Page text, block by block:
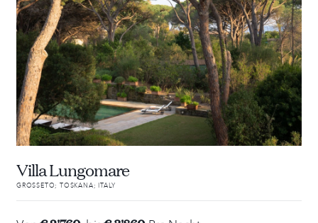
Villa Lungomare
GROSSETO; TOSKANA; ITALY